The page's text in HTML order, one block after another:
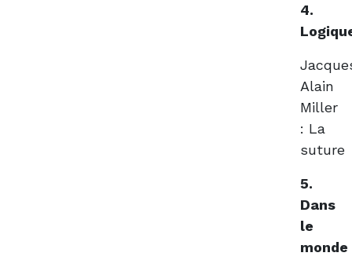
4.
Alain
Miller
: La
suture
5.
Dans
le
monde